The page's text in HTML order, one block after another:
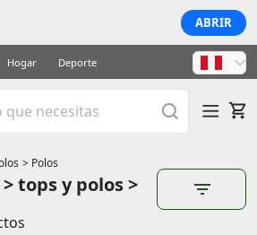
ABRIR
Hogar Deporte
> Polos
tops y polos >